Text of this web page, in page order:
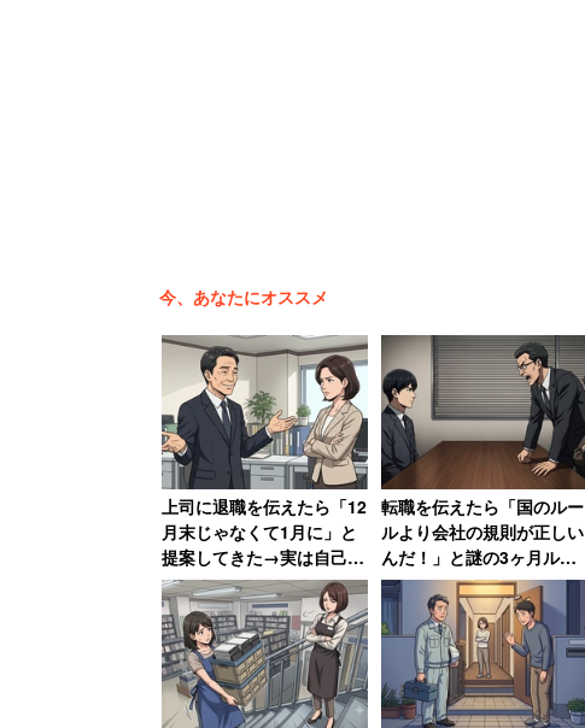
今、あなたにオススメ
上司に退職を伝えたら「12
月末じゃなくて1月に」と
提案してきた→実は自己保
身の工作、「セクハラ体質
の上に卑怯者」と振り返る
女性
転職を伝えたら「国のルー
ルより会社の規則が正しい
んだ！」と謎の3ヶ月ルー
ルで恫喝された男性→その
後、会社は吸収合併され消
滅